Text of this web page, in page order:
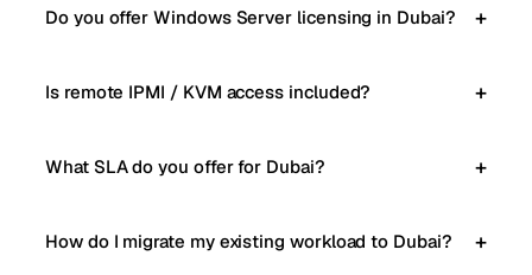
Do you offer Windows Server licensing in Dubai?
Is remote IPMI / KVM access included?
What SLA do you offer for Dubai?
How do I migrate my existing workload to Dubai?